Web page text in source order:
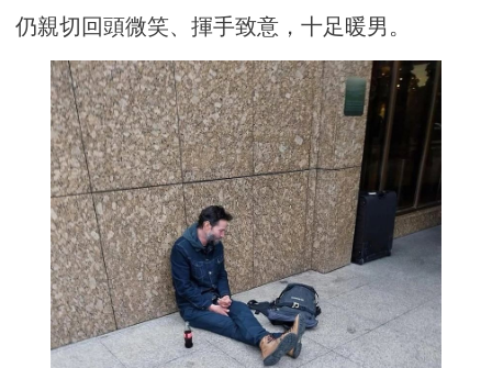
仍親切回頭微笑、揮手致意，十足暖男。